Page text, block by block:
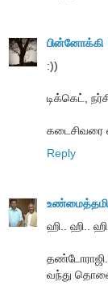
பின்னோக்கி
:))
டிக்கெட்,
கடைசிவரை
Reply
ஹி.. ஹி.. ஹி..
வந்து